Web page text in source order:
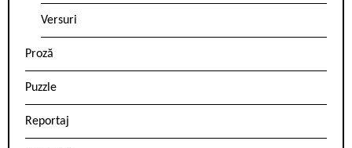
Versuri
Proză
Puzzle
Reportaj